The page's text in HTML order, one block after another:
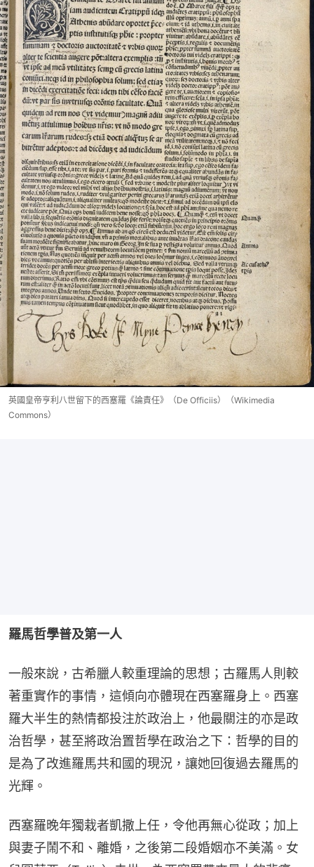
英國皇帝亨利八世留下的西塞羅《論責任》（De Officiis）（Wikimedia
Commons）
羅馬哲學普及第一人
一般來說，古希臘人較重理論的思想；古羅馬人則較
著重實作的事情，這傾向亦體現在西塞羅身上。西塞
羅大半生的熱情都投注於政治上，他最關注的亦是政
治哲學，甚至將政治置哲學在政治之下：哲學的目的
是為了改進羅馬共和國的現況，讓她回復過去羅馬的
光輝。
西塞羅晚年獨栽者凱撒上任，令他再無心從政；加上
與妻子鬧不和、離婚，之後第二段婚姻亦不美滿。女